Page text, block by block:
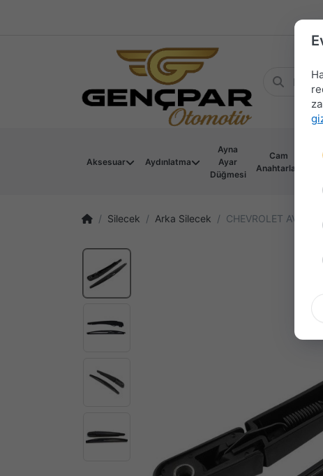
Aksesuar Aydınlatma
Ayna
Ayar
Düğmesi
Cam
Anahtarları
Silecek Arka Silecek CHEVROLET AVEO